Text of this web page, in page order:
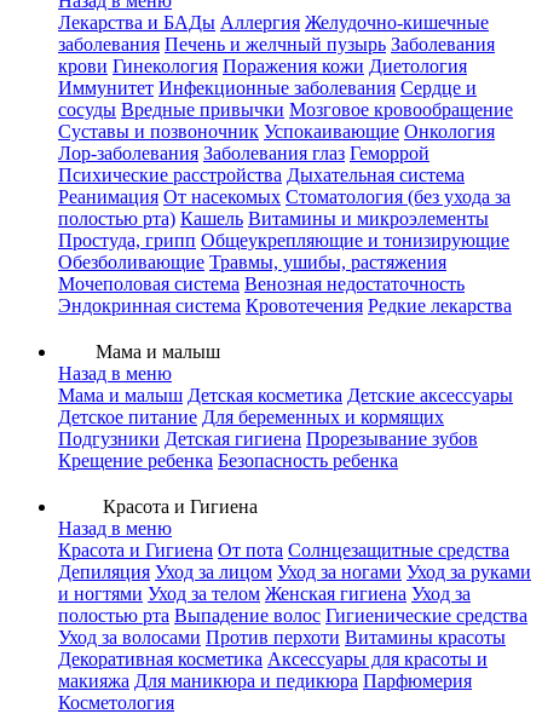
Лекарства и БАДы Аллергия Желудочно-кишечные
заболевания Печень и желчный пузырь Заболевания
крови Гинекология Поражения кожи Диетология
Иммунитет Инфекционные заболевания Сердце и
сосуды Вредные привычки Мозговое кровообращение
Суставы и позвоночник Успокаивающие Онкология
Лор-заболевания Заболевания глаз Геморрой
Психические расстройства Дыхательная система
Реанимация От насекомых Стоматология (без ухода за
полостью рта) Кашель Витамины и микроэлементы
Простуда, грипп Общеукрепляющие и тонизирующие
Обезболивающие Травмы, ушибы, растяжения
Мочеполовая система Венозная недостаточность
Эндокринная система Кровотечения Редкие лекарства
Мама и малыш
Назад в меню
Мама и малыш Детская косметика Детские аксессуары
Детское питание Для беременных и кормящих
Подгузники Детская гигиена Прорезывание зубов
Крещение ребенка Безопасность ребенка
Красота и Гигиена
Назад в меню
Красота и Гигиена От пота Солнцезащитные средства
Депиляция Уход за лицом Уход за ногами Уход за руками
и ногтями Уход за телом Женская гигиена Уход за
полостью рта Выпадение волос Гигиенические средства
Уход за волосами Против перхоти Витамины красоты
Декоративная косметика Аксессуары для красоты и
макияжа Для маникюра и педикюра Парфюмерия
Косметология